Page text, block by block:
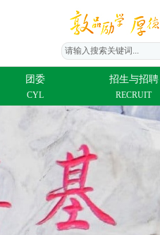
请输入搜索关键词...
团委
CYL
招生与招聘
RECRUIT